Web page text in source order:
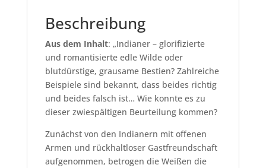
Beschreibung
Aus dem Inhalt: „Indianer – glorifizierte
und romantisierte edle Wilde oder
blutdürstige, grausame Bestien? Zahlreiche
Beispiele sind bekannt, dass beides richtig
und beides falsch ist… Wie konnte es zu
dieser zwiespältigen Beurteilung kommen?
Zunächst von den Indianern mit offenen
Armen und rückhaltloser Gastfreundschaft
aufgenommen, betrogen die Weißen die